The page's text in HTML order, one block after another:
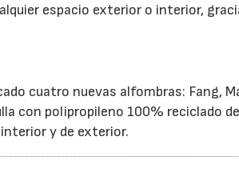
espacio exterior o interior,
cuatro nuevas alfombras: Fang,
con polipropileno 100% reciclado
y de exterior.